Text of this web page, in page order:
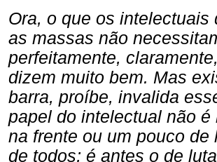
Ora, o que os
as massas não
perfeitamente,
dizem muito bem. Mas
barra, proíbe, invalida
papel do intelectual não
na frente ou um pouco
de todos; é antes o de